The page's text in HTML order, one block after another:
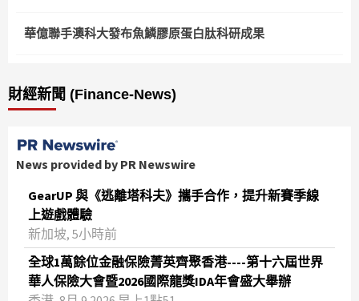
華億聯手澳科大發布魚鱗膠原蛋白肽科研成果
財經新聞 (Finance-News)
News provided by PR Newswire
GearUP 與《逃離塔科夫》攜手合作，提升新賽季線
上遊戲體驗
新加坡, 5小時前
全球1萬餘位金融保險菁英齊聚香港----第十六屆世界
華人保險大會暨2026國際龍獎IDA年會盛大舉辦